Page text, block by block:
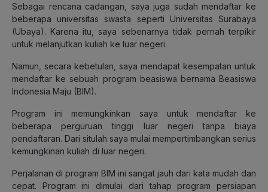
Sebagai rencana cadangan, saya juga sudah mendaftar ke
beberapa universitas swasta seperti Universitas Surabaya
(Ubaya). Karena itu, saya sebenarnya tidak pernah terpikir
untuk melanjutkan kuliah ke luar negeri.
Namun, secara kebetulan, saya mendapat kesempatan untuk
mendaftar ke sebuah program beasiswa bernama Beasiswa
Indonesia Maju (BIM).
Program ini memungkinkan saya untuk mendaftar ke
beberapa perguruan tinggi luar negeri tanpa biaya
pendaftaran. Dari situlah saya mulai mempertimbangkan serius
kemungkinan kuliah di luar negeri.
Perjalanan di program BIM ini sangat jauh dari kata mudah dan
cepat. Program ini dimulai dari tahap program persiapan